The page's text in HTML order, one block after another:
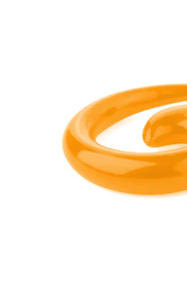
Dermal